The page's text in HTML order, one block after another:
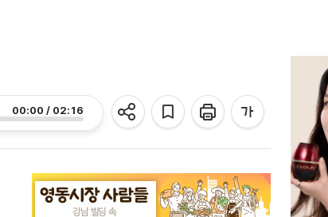
00:00 / 02:16